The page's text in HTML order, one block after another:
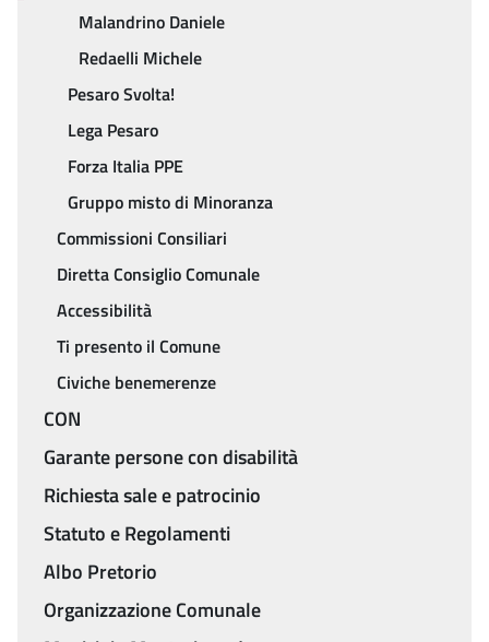
Malandrino Daniele
Redaelli Michele
Pesaro Svolta!
Lega Pesaro
Forza Italia PPE
Gruppo misto di Minoranza
Commissioni Consiliari
Diretta Consiglio Comunale
Accessibilità
Ti presento il Comune
Civiche benemerenze
CON
Garante persone con disabilità
Richiesta sale e patrocinio
Statuto e Regolamenti
Albo Pretorio
Organizzazione Comunale